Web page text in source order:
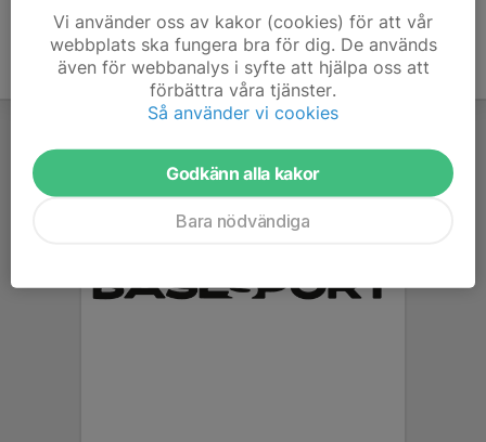
Vi använder oss av kakor (cookies) för att vår
webbplats ska fungera bra för dig. De används
även för webbanalys i syfte att hjälpa oss att
förbättra våra tjänster.
Så använder vi cookies
Godkänn alla kakor
Bara nödvändiga